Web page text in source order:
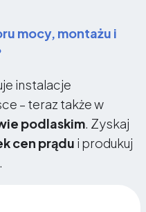
mocy, montażu i
instalacje
– teraz także w
podlaskim . Zyskaj
cen prądu i produkuj